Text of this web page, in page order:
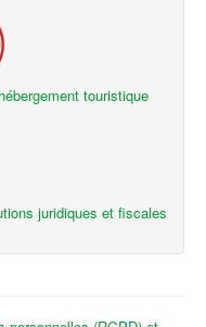
touristique
juridiques et fiscales